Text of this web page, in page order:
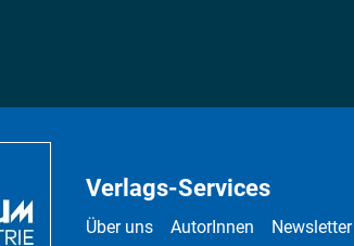
Verlags-Services
Über uns AutorInnen Newsletter